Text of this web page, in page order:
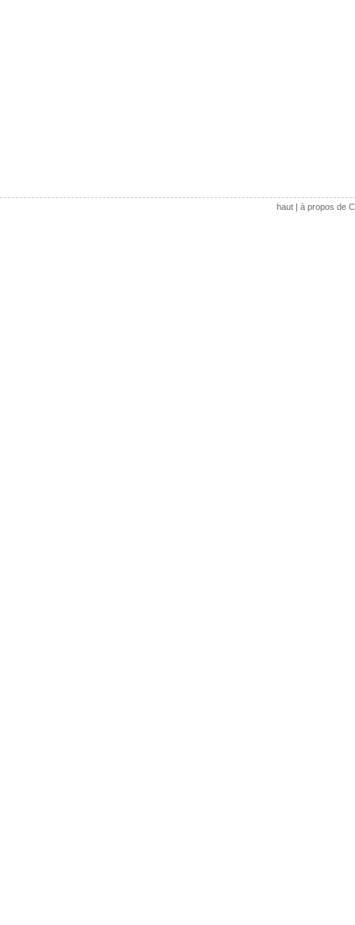
haut| à propos de